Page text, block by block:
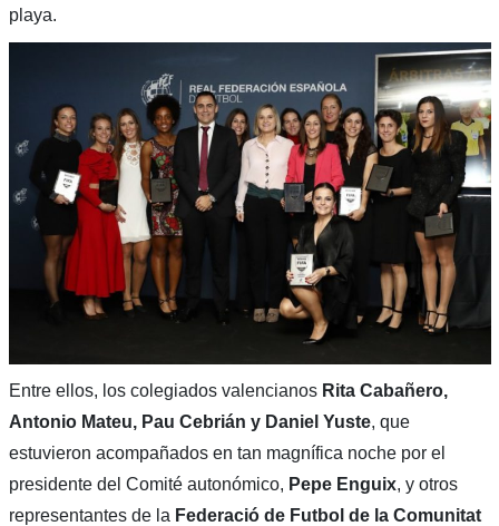
playa.
Entre ellos, los colegiados valencianos Rita Cabañero,
Antonio Mateu, Pau Cebrián y Daniel Yuste, que
estuvieron acompañados en tan magnífica noche por el
presidente del Comité autonómico, Pepe Enguix, y otros
representantes de la Federació de Futbol de la Comunitat